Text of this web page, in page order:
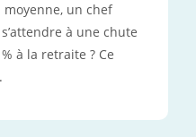
moyenne, un chef
à une chute
à la retraite ? Ce